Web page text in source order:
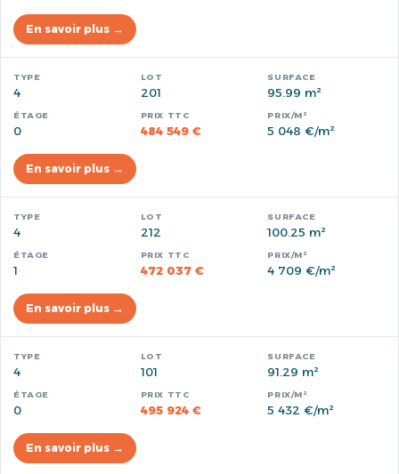
En savoir plus →
4 201 95.99 m²
0 484 549 € 5 048 €/m²
En savoir plus →
4 212 100.25 m²
1 472 037 € 4 709 €/m²
En savoir plus →
4 101 91.29 m²
0 495 924 € 5 432 €/m²
En savoir plus →